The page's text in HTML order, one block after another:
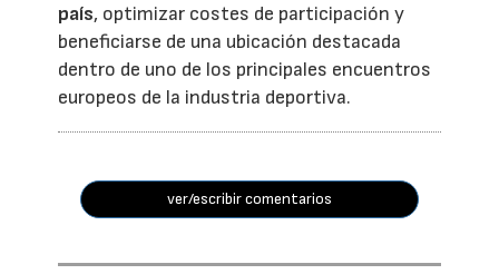
país, optimizar costes de participación y
beneficiarse de una ubicación destacada
dentro de uno de los principales encuentros
europeos de la industria deportiva.
ver/escribir comentarios